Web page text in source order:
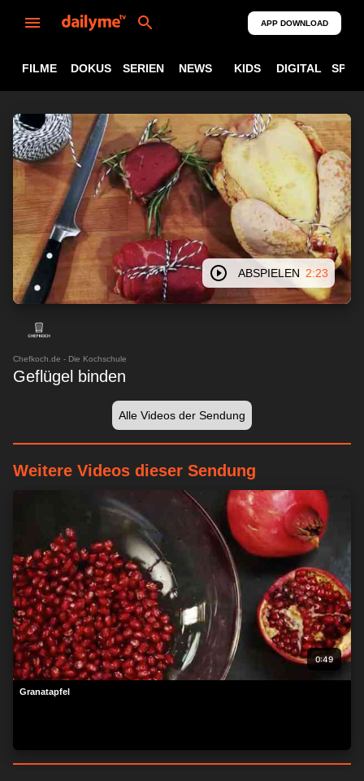
APP DOWNLOAD
FILME DOKUS SERIEN NEWS KIDS DIGITAL
ABSPIELEN 2:23
Chefkoch.de - Die Kochschule
Geflügel binden
Alle Videos der Sendung
Weitere Videos dieser Sendung
0:49
Granatapfel